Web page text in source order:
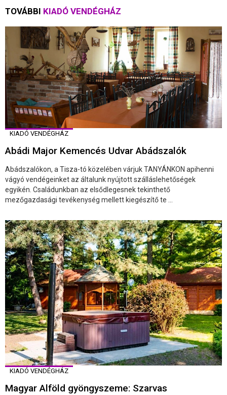
TOVÁBBI KIADÓ VENDÉGHÁZ
KIADÓ VENDÉGHÁZ
Abádi Major Kemencés Udvar Abádszalók
Abádszalókon, a Tisza-tó közelében várjuk TANYÁNKON apihenni
vágyó vendégeinket az általunk nyújtott szálláslehetőségek
egyikén. Családunkban az elsődlegesnek tekinthető
mezőgazdasági tevékenység mellett kiegészítő te ...
KIADÓ VENDÉGHÁZ
Magyar Alföld gyöngyszeme: Szarvas